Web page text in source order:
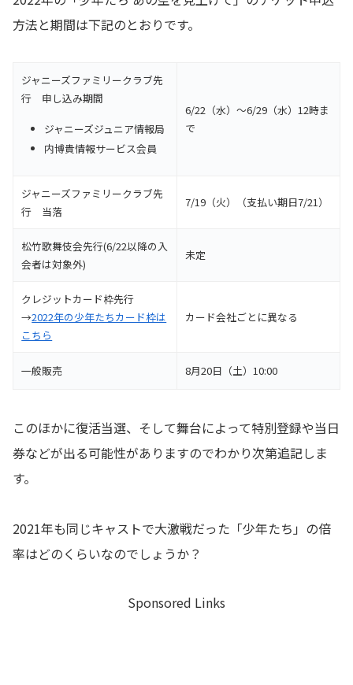
方法と期間は下記のとおりです。
ジャニーズファミリークラブ先
行 申し込み期間
ジャニーズジュニア情報局
内博貴情報サービス会員
6/22（水）～6/29（水）12時ま
で
ジャニーズファミリークラブ先
行 当落
7/19（火）（支払い期日7/21）
松竹歌舞伎会先行(6/22以降の入
会者は対象外)
未定
クレジットカード枠先行
→2022年の少年たちカード枠は
こちら
カード会社ごとに異なる
一般販売 8月20日（土）10:00
このほかに復活当選、そして舞台によって特別登録や当日
券などが出る可能性がありますのでわかり次第追記しま
す。
2021年も同じキャストで大激戦だった「少年たち」の倍
率はどのくらいなのでしょうか？
Sponsored Links